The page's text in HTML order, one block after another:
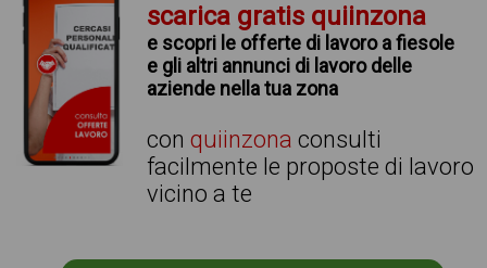
scarica gratis quiinzona
e scopri le offerte di lavoro a fiesole
e gli altri annunci di lavoro delle
aziende nella tua zona
conquiinzona consulti
facilmente le proposte di lavoro
vicino a te